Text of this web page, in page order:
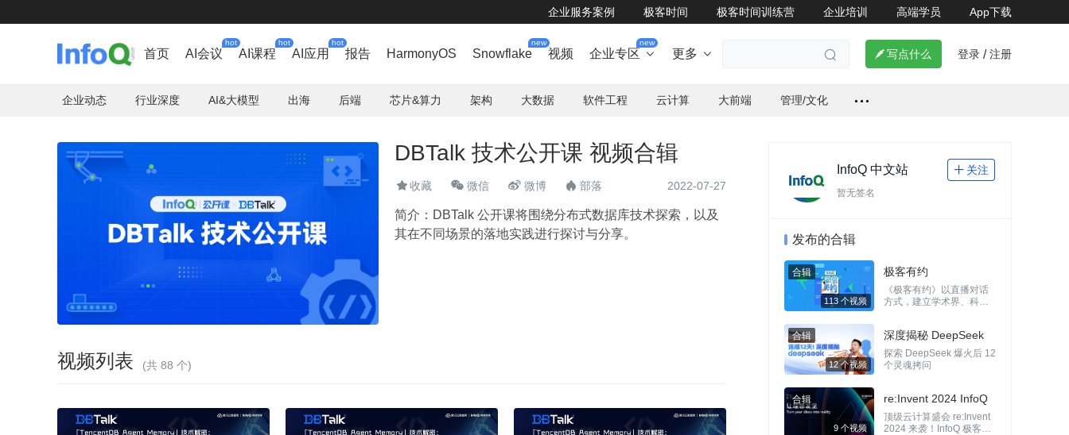
企业服务案例 极客时间 极客时间训练营 企业培训 高端学员 App下载
首页 AI会议
hot
AI课程
hot
AI应用
hot
报告 HarmonyOS Snowflake
new
视频 企业专区
new
 更多    写点什么 登录 / 注册
企业动态 行业深度 AI&大模型 出海 后端 芯片&算力 架构 大数据 软件工程 云计算 大前端 管理/文化
DBTalk 技术公开课 视频合辑
收藏  微信  微博  部落 2022-07-27
简介： DBTalk 公开课将围绕分布式数据库技术探索，以及
其在不同场景的落地实践进行探讨与分享。
视频列表 (共 88 个)
InfoQ 中文站 关注
暂无签名
发布的合辑
113 个视频
极客有约
《极客有约》以直播对话
方式，建立学术界、科技
推动计算机领域创新技术
更广泛的传播、讨论和变
革，同时帮助 IT 从业者开
拓眼界，紧跟时代。
12 个视频
深度揭秘 DeepSeek
探索 DeepSeek 爆火后 12
个灵魂拷问
re:Invent 2024 InfoQ
特别报道
顶级云计算盛会 re:Invent
2024 来袭！InfoQ 极客传